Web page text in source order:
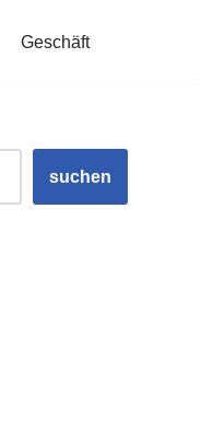
Geschäft
suchen